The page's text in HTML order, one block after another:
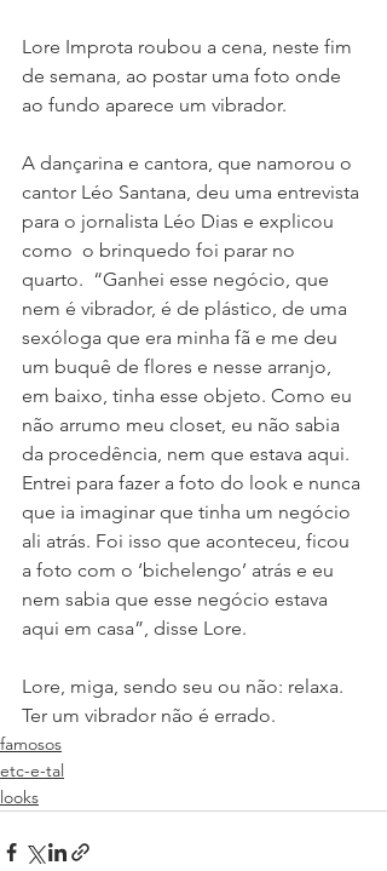
Lore Improta roubou a cena, neste fim
de semana, ao postar uma foto onde
ao fundo aparece um vibrador.
A dançarina e cantora, que namorou o
cantor Léo Santana, deu uma entrevista
para o jornalista Léo Dias e explicou
como  o brinquedo foi parar no
quarto.  “Ganhei esse negócio, que
nem é vibrador, é de plástico, de uma
sexóloga que era minha fã e me deu
um buquê de flores e nesse arranjo,
em baixo, tinha esse objeto. Como eu
não arrumo meu closet, eu não sabia
da procedência, nem que estava aqui.
Entrei para fazer a foto do look e nunca
que ia imaginar que tinha um negócio
ali atrás. Foi isso que aconteceu, ficou
a foto com o ‘bichelengo’ atrás e eu
nem sabia que esse negócio estava
aqui em casa”, disse Lore.
Lore, miga, sendo seu ou não: relaxa.
Ter um vibrador não é errado.
famosos
etc-e-tal
looks